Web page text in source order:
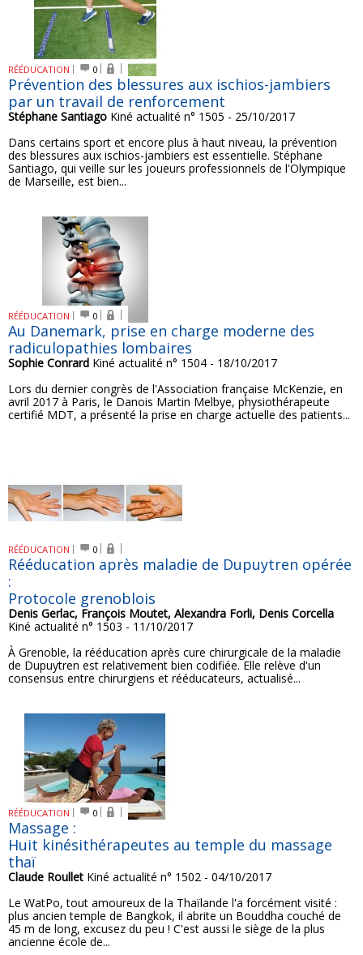
RÉÉDUCATION 0
Prévention des blessures aux ischios-jambiers
par un travail de renforcement
Stéphane Santiago Kiné actualité n° 1505 - 25/10/2017
Dans certains sport et encore plus à haut niveau, la prévention
des blessures aux ischios-jambiers est essentielle. Stéphane
Santiago, qui veille sur les joueurs professionnels de l'Olympique
de Marseille, est bien...
RÉÉDUCATION 0
Au Danemark, prise en charge moderne des
radiculopathies lombaires
Sophie Conrard Kiné actualité n° 1504 - 18/10/2017
Lors du dernier congrès de l'Association française McKenzie, en
avril 2017 à Paris, le Danois Martin Melbye, physiothérapeute
certifié MDT, a présenté la prise en charge actuelle des patients...
RÉÉDUCATION 0
Rééducation après maladie de Dupuytren opérée
:
Protocole grenoblois
Denis Gerlac, François Moutet, Alexandra Forli, Denis Corcella
Kiné actualité n° 1503 - 11/10/2017
À Grenoble, la rééducation après cure chirurgicale de la maladie
de Dupuytren est relativement bien codifiée. Elle relève d'un
consensus entre chirurgiens et rééducateurs, actualisé...
RÉÉDUCATION 0
Massage :
Huit kinésithérapeutes au temple du massage
thaï
Claude Roullet Kiné actualité n° 1502 - 04/10/2017
Le WatPo, tout amoureux de la Thaïlande l'a forcément visité :
plus ancien temple de Bangkok, il abrite un Bouddha couché de
45 m de long, excusez du peu ! C'est aussi le siège de la plus
ancienne école de...